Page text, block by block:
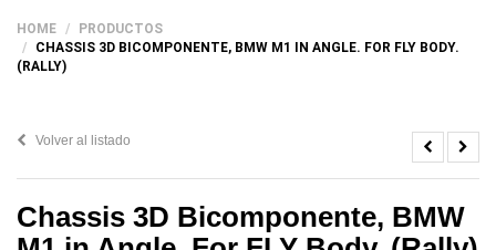
HOME
PRODUCTOS
CHASSIS 3D BICOMPONENTE, BMW M1 IN ANGLE. FOR FLY BODY.
(RALLY)
Volver al listado
Chassis 3D Bicomponente, BMW